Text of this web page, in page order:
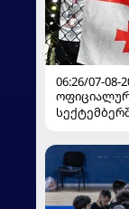
06:26/07-08-